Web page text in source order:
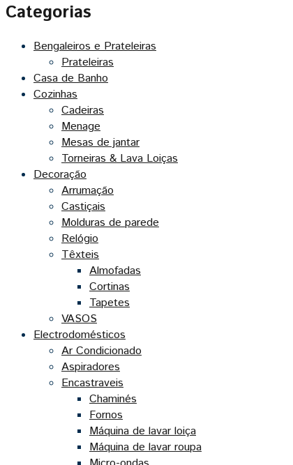
Categorias
Bengaleiros e Prateleiras
Prateleiras
Casa de Banho
Cozinhas
Cadeiras
Menage
Mesas de jantar
Torneiras & Lava Loiças
Decoração
Arrumação
Castiçais
Molduras de parede
Relógio
Têxteis
Almofadas
Cortinas
Tapetes
VASOS
Electrodomésticos
Ar Condicionado
Aspiradores
Encastraveis
Chaminés
Fornos
Máquina de lavar loiça
Máquina de lavar roupa